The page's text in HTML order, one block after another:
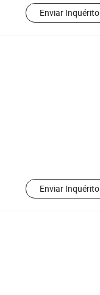
Enviar Inquérito
Enviar Inquérito